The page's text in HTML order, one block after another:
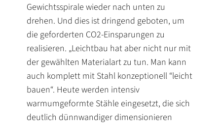
Gewichtsspirale wieder nach unten zu
drehen. Und dies ist dringend geboten, um
die geforderten CO2-Einsparungen zu
realisieren. „Leichtbau hat aber nicht nur mit
der gewählten Materialart zu tun. Man kann
auch komplett mit Stahl konzeptionell “leicht
bauen“. Heute werden intensiv
warmumgeformte Stähle eingesetzt, die sich
deutlich dünnwandiger dimensionieren